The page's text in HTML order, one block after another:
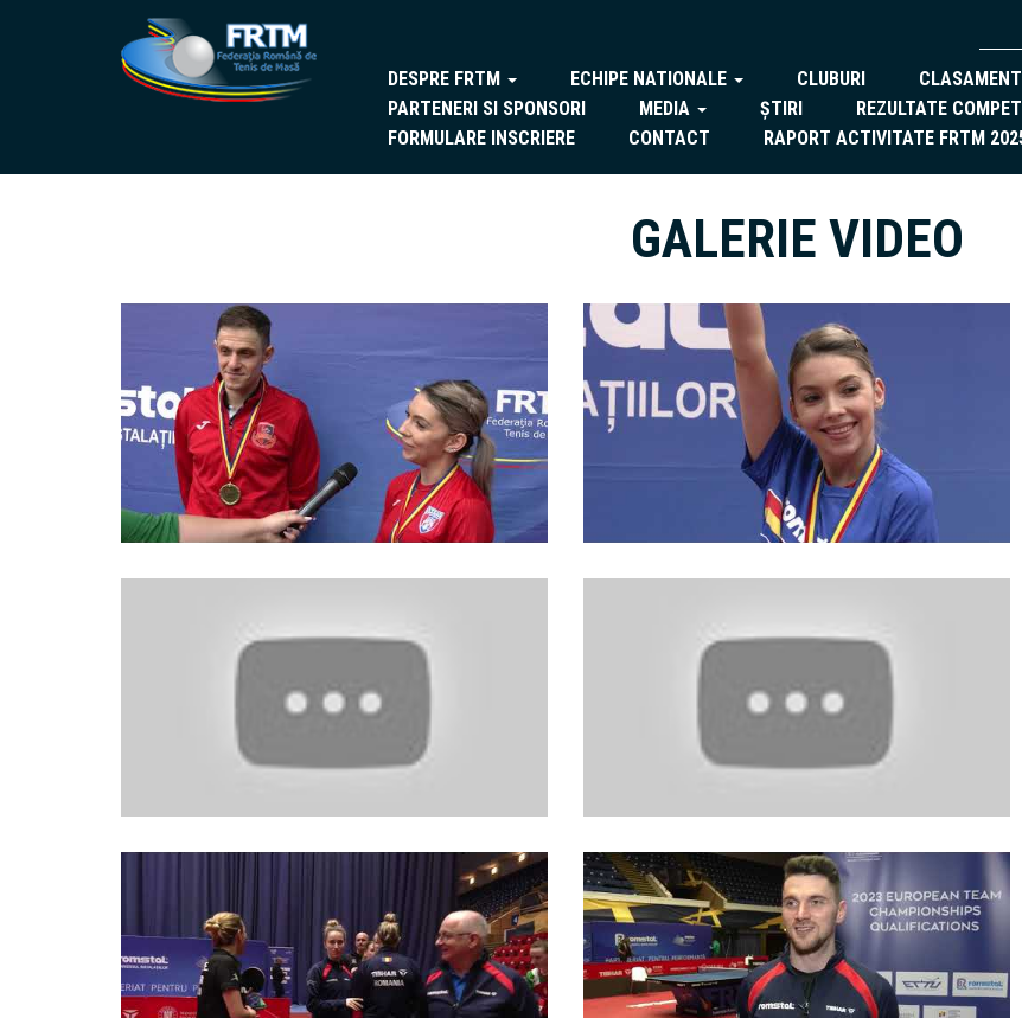
DESPRE FRTM ECHIPE NATIONALE CLUBURI
PARTENERI SI SPONSORI
MEDIA ȘTIRI REZULTATE
FORMULARE INSCRIERE
CONTACT RAPORT ACTIVITATE FRTM
GALERIE VIDEO